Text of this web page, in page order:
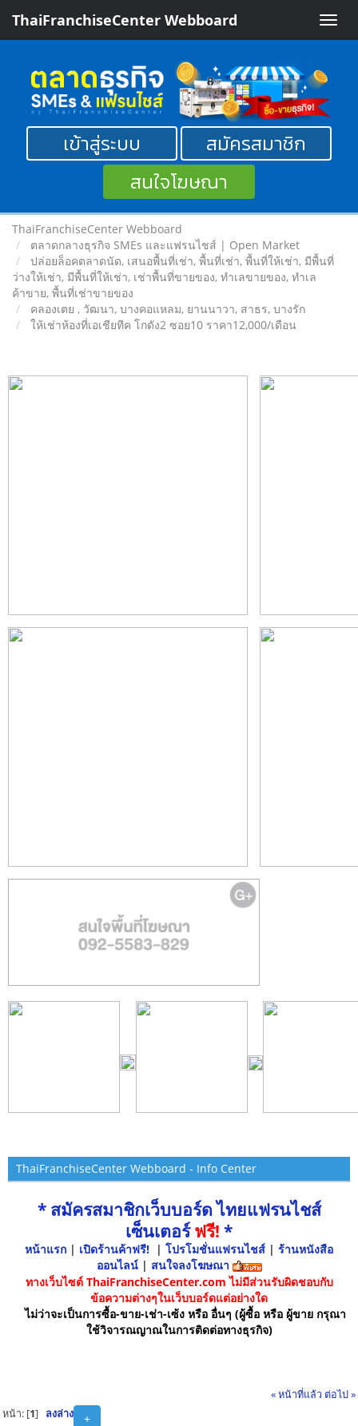
Toggle
ThaiFranchiseCenter Webboard
เข้าสู่ระบบ
สมัครสมาชิก
สนใจโฆษณา
ThaiFranchiseCenter Webboard
ตลาดกลางธุรกิจ SMEs และแฟรนไชส์ | Open Market
ปล่อยล็อคตลาดนัด, เสนอพื้นที่เช่า, พื้นที่เช่า, พื้นที่ให้เช่า, มีพื้นที่
ว่างให้เช่า, มีพื้นที่ให้เช่า, เช่าพื้นที่ขายของ, ทําเลขายของ, ทำเล
ค้าขาย, พื้นที่เช่าขายของ
คลองเตย , วัฒนา, บางคอแหลม, ยานนาวา, สาธร, บางรัก
ให้เช่าห้องที่เอเชียทีค โกดัง2 ซอย10 ราคา12,000/เดือน
ThaiFranchiseCenter Webboard - Info Center
* สมัครสมาชิกเว็บบอร์ด ไทยแฟรนไชส์
เซ็นเตอร์ฟรี! *
หน้าแรก | เปิดร้านค้าฟรี! | โปรโมชั่นแฟรนไชส์ | ร้านหนังสือ
ออนไลน์ | สนใจลงโฆษณา
ทางเว็บไซต์ ThaiFranchiseCenter.com ไม่มีส่วนรับผิดชอบกับ
ข้อความต่างๆในเว็บบอร์ดแต่อย่างใด
ไม่ว่าจะเป็นการซื้อ-ขาย-เช่า-เซ้ง หรือ อื่นๆ (ผู้ซื้อ หรือ ผู้ขาย กรุณา
ใช้วิจารณญาณในการติดต่อทางธุรกิจ)
« หน้าที่แล้ว ต่อไป »
+
หน้า: [1] ลงล่าง